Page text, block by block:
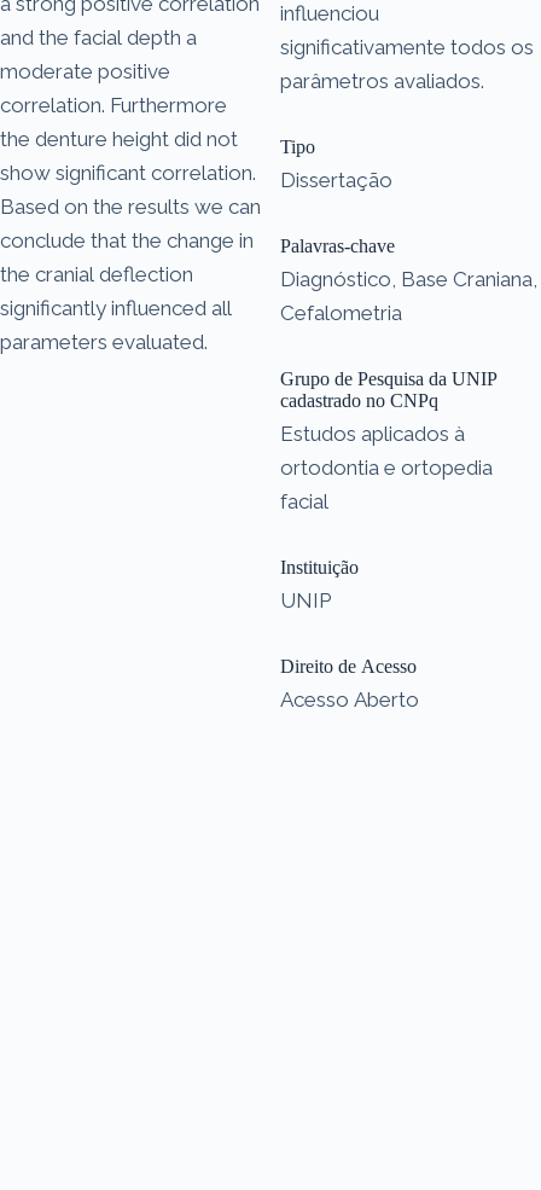
and the facial depth a
moderate positive
correlation. Furthermore
the denture height did not
show significant correlation.
Based on the results we can
conclude that the change in
the cranial deflection
significantly influenced all
parameters evaluated.
influenciou
significativamente todos os
parâmetros avaliados.
Tipo
Dissertação
Palavras-chave
Diagnóstico, Base Craniana,
Cefalometria
Grupo de Pesquisa da UNIP
cadastrado no CNPq
Estudos aplicados à
ortodontia e ortopedia
facial
Instituição
UNIP
Direito de Acesso
Acesso Aberto